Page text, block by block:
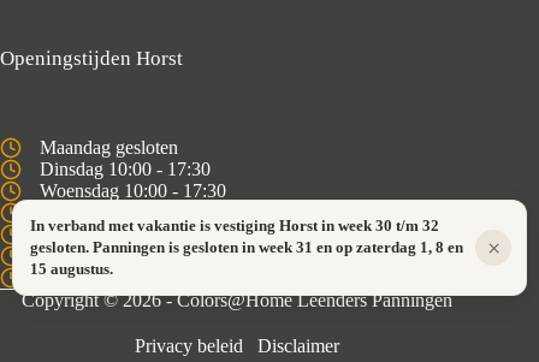
Openingstijden Horst
Maandag gesloten
Dinsdag 10:00 - 17:30
Woensdag 10:00 - 17:30
Vrijdag 10:00 - 17:30
Zaterdag 10:00 - 16:00
Zondag gesloten
Copyright © 2026 - Colors@Home Leenders Panningen
Privacy beleid Disclaimer
In verband met vakantie is vestiging Horst in week 30 t/m 32
gesloten. Panningen is gesloten in week 31 en op zaterdag 1, 8 en
15 augustus.
×